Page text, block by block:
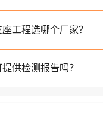
工程选哪个厂家？
供检测报告吗？